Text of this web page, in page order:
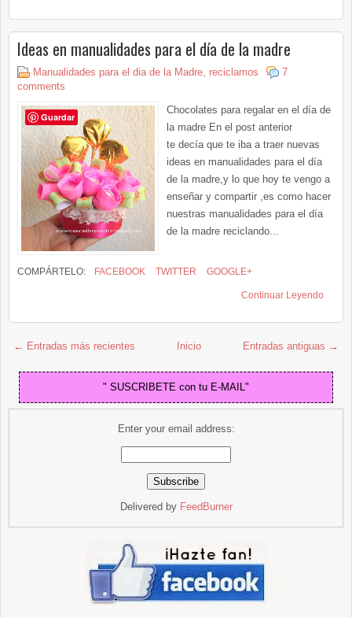
Ideas en manualidades para el día de la madre
Manualidades para el dia de la Madre reciclamos
7
comments
Chocolates para regalar en el día de
la madre En el post anterior
te decía que te iba a traer nuevas
ideas en manualidades para el día
de la madre,y lo que hoy te vengo a
enseñar y compartir ,es como hacer
nuestras manualidades para el día
de la madre reciclando...
COMPÁRTELO: FACEBOOK TWITTER GOOGLE+
Continuar Leyendo
← Entradas más recientes Entradas antiguas →
Inicio
" SUSCRIBETE con tu E-MAIL"
Enter your email address:
Delivered by FeedBurner
Guardar